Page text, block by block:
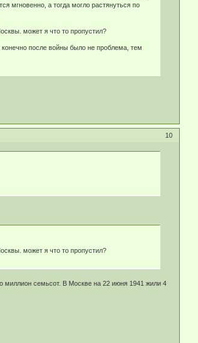
мгновенно, а тогда могло растянуться по
может я что то пропустил?
после войны было не проблема, тем
10
может я что то пропустил?
миллион семьсот. В Москве на 22 июня 1941 жили 4